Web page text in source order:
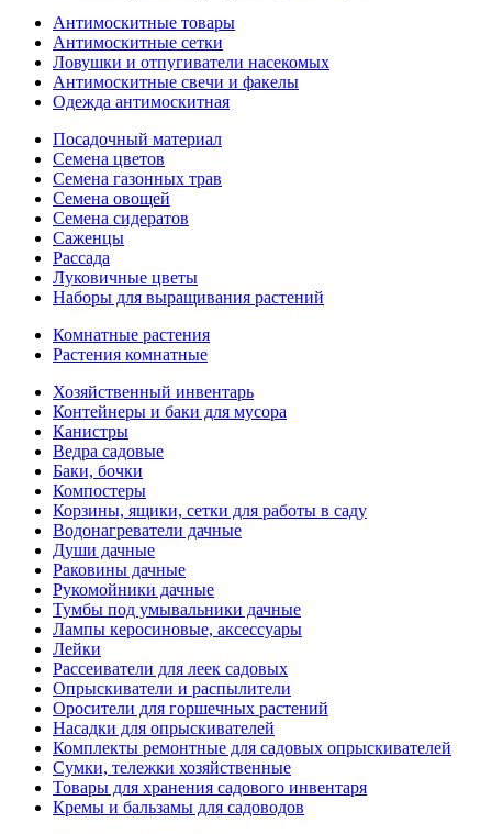
Антимоскитные товары
Антимоскитные сетки
Ловушки и отпугиватели насекомых
Антимоскитные свечи и факелы
Одежда антимоскитная
Посадочный материал
Семена цветов
Семена газонных трав
Семена овощей
Семена сидератов
Саженцы
Рассада
Луковичные цветы
Наборы для выращивания растений
Комнатные растения
Растения комнатные
Хозяйственный инвентарь
Контейнеры и баки для мусора
Канистры
Ведра садовые
Баки, бочки
Компостеры
Корзины, ящики, сетки для работы в саду
Водонагреватели дачные
Души дачные
Раковины дачные
Рукомойники дачные
Тумбы под умывальники дачные
Лампы керосиновые, аксессуары
Лейки
Рассеиватели для леек садовых
Опрыскиватели и распылители
Оросители для горшечных растений
Насадки для опрыскивателей
Комплекты ремонтные для садовых опрыскивателей
Сумки, тележки хозяйственные
Товары для хранения садового инвентаря
Кремы и бальзамы для садоводов